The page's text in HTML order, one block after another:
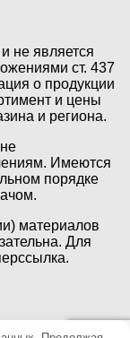
не является
ст. 437
о продукции
и цены
и региона.
Имеются
порядке
материалов
Для